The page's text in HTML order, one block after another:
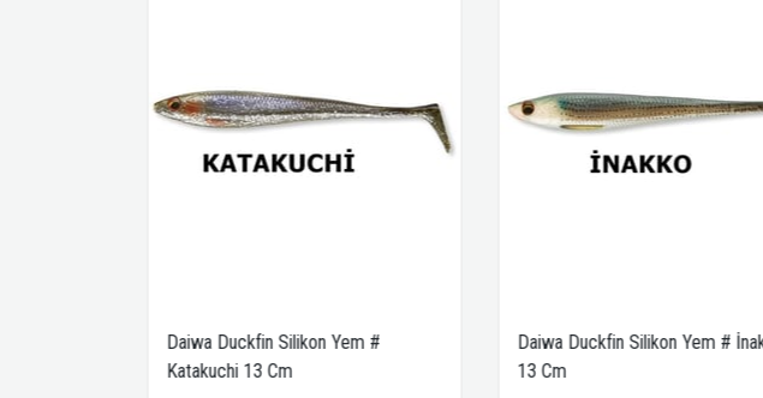
Daiwa Duckfin Silikon Yem #
Katakuchi 13 Cm
Daiwa Duckfin Silikon Yem # İnakko
13 Cm